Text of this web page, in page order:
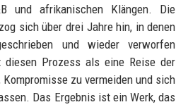
und afrikanischen Klängen. Die
sich über drei Jahre hin, in denen
und wieder verworfen
diesen Prozess als eine Reise der
zu vermeiden und sich
Das Ergebnis ist ein Werk, das